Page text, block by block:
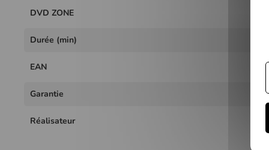
DVD ZONE
Durée (min)
EAN
Garantie
Réalisateur